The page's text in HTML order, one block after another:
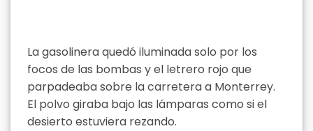
La gasolinera quedó iluminada solo por los
focos de las bombas y el letrero rojo que
parpadeaba sobre la carretera a Monterrey.
El polvo giraba bajo las lámparas como si el
desierto estuviera rezando.